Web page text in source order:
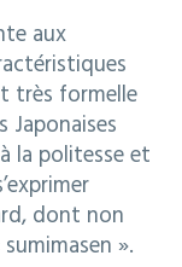
aux
très formelle
Japonaises
la politesse et
dont non
».